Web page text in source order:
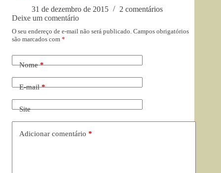
31 de dezembro de 2015
2 comentários
Deixe um comentário
O seu endereço de e-mail não será publicado. Campos obrigatórios
são marcados com *
Nome*
E-mail*
Site
Adicionar comentário *